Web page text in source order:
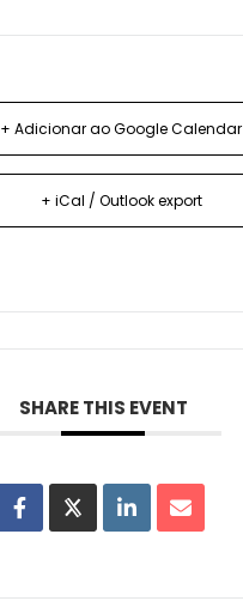
+ Adicionar ao Google Calendar
+ iCal / Outlook export
SHARE THIS EVENT